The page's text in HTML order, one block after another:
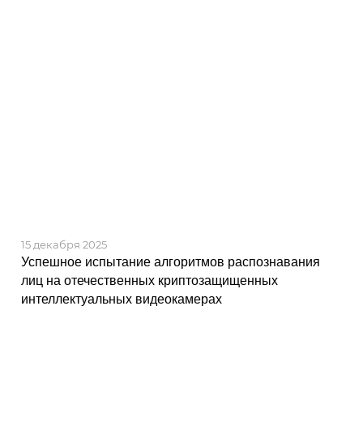
Успешное испытание алгоритмов распознавания
лиц на отечественных криптозащищенных
интеллектуальных видеокамерах
15 декабря 2025